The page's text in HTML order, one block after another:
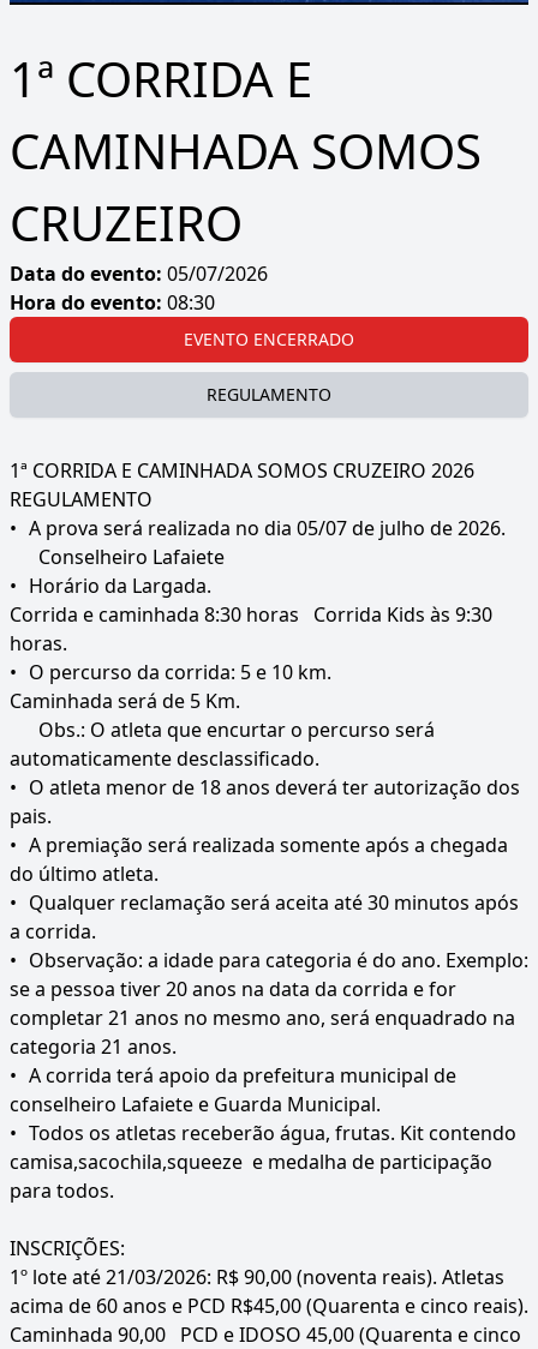
1ª CORRIDA E
CAMINHADA SOMOS
CRUZEIRO
Data do evento: 05/07/2026
Hora do evento: 08:30
EVENTO ENCERRADO
REGULAMENTO
1ª CORRIDA E CAMINHADA SOMOS CRUZEIRO 2026
REGULAMENTO
• A prova será realizada no dia 05/07 de julho de 2026.
Conselheiro Lafaiete
• Horário da Largada.
Corrida e caminhada 8:30 horas Corrida Kids às 9:30
horas.
• O percurso da corrida: 5 e 10 km.
Caminhada será de 5 Km.
Obs.: O atleta que encurtar o percurso será
automaticamente desclassificado.
• O atleta menor de 18 anos deverá ter autorização dos
pais.
• A premiação será realizada somente após a chegada
do último atleta.
• Qualquer reclamação será aceita até 30 minutos após
a corrida.
• Observação: a idade para categoria é do ano. Exemplo:
se a pessoa tiver 20 anos na data da corrida e for
completar 21 anos no mesmo ano, será enquadrado na
categoria 21 anos.
• A corrida terá apoio da prefeitura municipal de
conselheiro Lafaiete e Guarda Municipal.
• Todos os atletas receberão água, frutas. Kit contendo
camisa,sacochila,squeeze e medalha de participação
para todos.
INSCRIÇÕES:
1º lote até 21/03/2026: R$ 90,00 (noventa reais). Atletas
acima de 60 anos e PCD R$45,00 (Quarenta e cinco reais).
Caminhada 90,00 PCD e IDOSO 45,00 (Quarenta e cinco